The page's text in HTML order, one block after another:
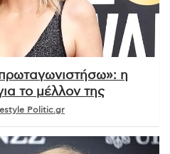
η
το μέλλον της
Politic.gr